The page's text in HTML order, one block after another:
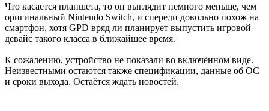
Что касается планшета, то он выглядит немного меньше, чем
оригинальный Nintendo Switch, и спереди довольно похож на
смартфон, хотя GPD вряд ли планирует выпустить игровой
девайс такого класса в ближайшее время.
К сожалению, устройство не показали во включённом виде.
Неизвестными остаются также спецификации, данные об ОС
и сроки выхода. Остаётся ждать новостей.